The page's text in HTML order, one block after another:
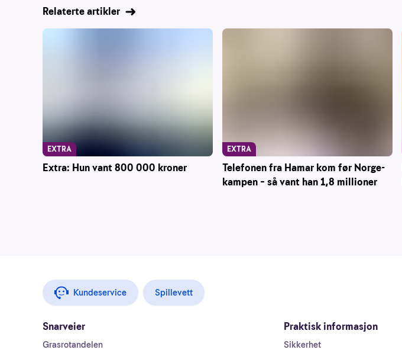
Relaterte artikler
Extra: Hun vant 800 000 kroner
EXTRA
Telefonen fra Hamar kom før Norge-
kampen – så vant han 1,8 millioner
EXTRA
Kundeservice Spillevett
Snarveier
Grasrotandelen
Praktisk informasjon
Sikkerhet